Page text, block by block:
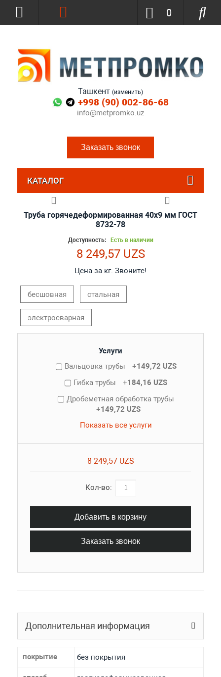
Ташкент (изменить)
+998 (90) 002-86-68
info@metpromko.uz
Заказать звонок
0
КАТАЛОГ
Труба горячедеформированная 40х9 мм ГОСТ
8732-78
Доступность: Есть в наличии
8 249,57 UZS
Цена за кг. Звоните!
бесшовная стальная
электросварная
Услуги
Вальцовка трубы
+149,72 UZS
Гибка трубы
+184,16 UZS
Дробеметная обработка трубы
+149,72 UZS
Показать все услуги
8 249,57 UZS
Кол-во:
Добавить в корзину
Заказать звонок
Дополнительная информация
покрытие без покрытия